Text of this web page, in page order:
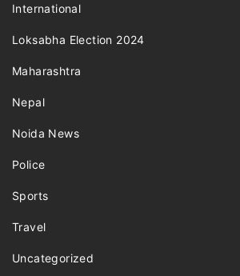
International
Loksabha Election 2024
Maharashtra
Nepal
Noida News
Police
Sports
Travel
Uncategorized